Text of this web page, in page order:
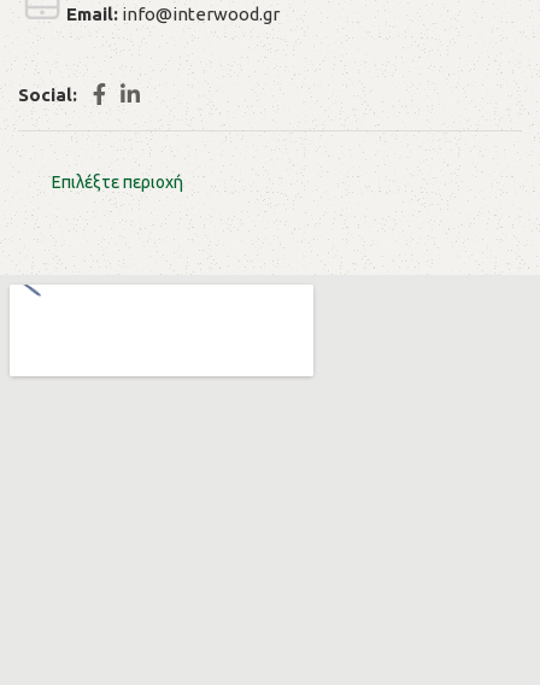
Email: info@interwood.gr
Social:
Επιλέξτε περιοχή